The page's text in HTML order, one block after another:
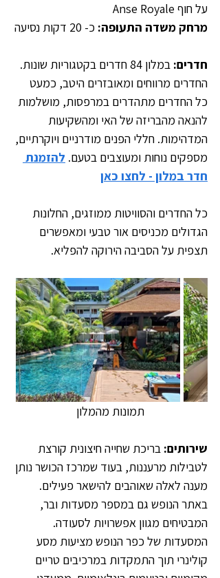
על חוף Anse Royale
מרחק משדה התעופה: כ- 20 דקות נסיעה
חדרים:
במלון 84 חדרים בקטגוריות שונות.
החדרים מרווחים ומאובזרים היטב, כמעט
כל החדרים מתהדרים במרפסות, מושלמות
להנאה מהבריזה של האי ומהשקיעות
המדהימות. חללי הפנים מודרניים ויוקרתיים,
מספקים נוחות ומעוצבים בטעם. להזמנת
חדר במלון - לחצו כאן
כל החדרים והסוויטות ממוזגים, החלונות
הגדולים מכניסים אור טבעי ומאפשרים
תצפית על הסביבה הירוקה להפליא.
תמונות מהמלון
שירותים: בריכת שחייה חיצונית קורצת
לטבילות מרעננות, בעוד שמרכז הכושר נותן
מענה לאלה שאוהבים להישאר פעילים.
באתר הנופש גם במספר מסעדות ובר,
המבטיחים מגוון אפשרויות לסעודה.
המסעדות של כפר הנופש מציעות מסע
קולינרי תוך התמקדות במרכיבים טריים